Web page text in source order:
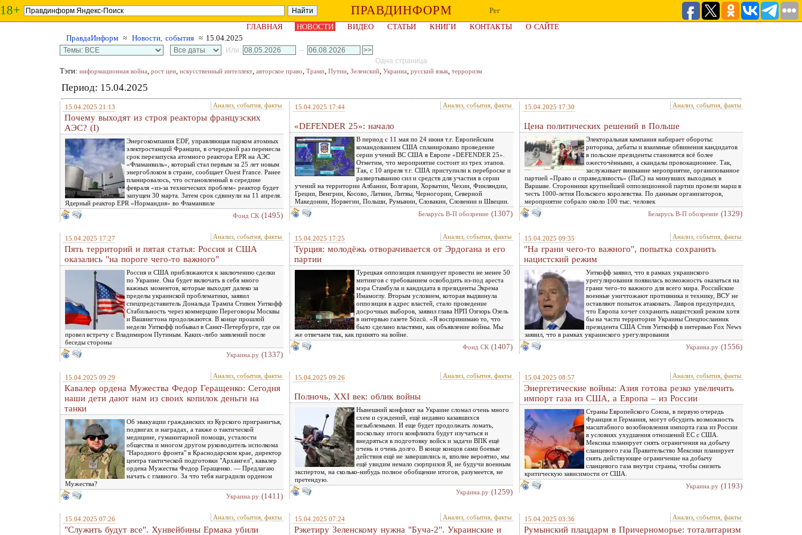
18+ ПРАВДИНФОРМ
Рег
ГЛАВНАЯ
НОВОСТИ ВИДЕО СТАТЬИ КНИГИ КОНТАКТЫ
О САЙТЕ
ПравдаИнформ ≈ Новости, события ≈ 15.04.2025
Или:
–
Одна страница
Тэги: информационная война, рост цен, искусственный интеллект, авторское право, Трамп, Путин, Зеленский, Украина, русский язык, терроризм
Период: 15.04.2025
15.04.2025 21:13 Анализ, события, факты
Почему выходят из строя реакторы французских
АЭС? (I)
Энергокомпания EDF, управляющая парком атомных
электростанций Франции, в очередной раз перенесла
срок перезапуска атомного реактора EPR на АЭС
«Фламанвиль», который стал первым за 25 лет новым
энергоблоком в стране, сообщает Ouest France. Ранее
планировалось, что остановленный в середине
февраля «из-за технических проблем» реактор будет
запущен 30 марта. Затем срок сдвинули на 11 апреля.
Ядерный реактор EPR «Нормандия» во Фламанвиле
Фонд СК (1495)
15.04.2025 17:44 Анализ, события, факты
«DEFENDER 25»: начало
В период с 11 мая по 24 июня т.г. Европейским
командованием США спланировано проведение
серии учений ВС США в Европе «DEFENDER 25».
Отметим, что мероприятие состоит из трех этапов.
Так, с 10 апреля т.г. США приступили к переброске и
развертыванию сил и средств для участия в серии
учений на территории Албании, Болгарии, Хорватии, Чехии, Финляндии,
Греции, Венгрии, Косово, Латвии, Литвы, Черногории, Северной
Македонии, Норвегии, Польши, Румынии, Словакии, Словении и Швеции.
Беларусь В-П обозрение (1307)
15.04.2025 17:30 Анализ, события, факты
Цена политических решений в Польше
Электоральная кампания набирает обороты:
риторика, дебаты и взаимные обвинения кандидатов
в польские президенты становятся всё более
ожесточёнными, а скандалы провокационнее. Так,
заслуживает внимание мероприятие, организованное
партией «Право и справедливость» (ПиС) на минувших выходных в
Варшаве. Сторонники крупнейшей оппозиционной партии провели марш в
честь 1000-летия Польского королевства. По данным организаторов,
мероприятие собрало около 100 тыс. человек
Беларусь В-П обозрение (1329)
15.04.2025 17:27 Анализ, события, факты
Пять территорий и пятая статья: Россия и США
оказались "на пороге чего-то важного"
Россия и США приближаются к заключению сделки
по Украине. Она будет включать в себя много
важных моментов, которые выходят далеко за
пределы украинской проблематики, заявил
спецпредставитель Дональда Трампа Стивен Уиткофф
Стабильность через коммерцию Переговоры Москвы
и Вашингтона продолжаются. В конце прошлой
недели Уиткофф побывал в Санкт-Петербурге, где он
провел встречу с Владимиром Путиным. Каких-либо заявлений после
беседы стороны
Украина.ру (1337)
15.04.2025 17:25 Анализ, события, факты
Турция: молодёжь отворачивается от Эрдогана и его
партии
Турецкая оппозиция планирует провести не менее 50
митингов с требованием освободить из-под ареста
мэра Стамбула и кандидата в президенты Экрема
Имамоглу. Вторым условием, которая выдвинула
оппозиция в адрес властей, стало проведение
досрочных выборов, заявил глава НРП Озгюрь Озель
в интервью газете Sözcü. «Я воспринимаю то, что
было сделано властями, как объявление войны. Мы
же отвечаем так, как принято на войне.
Фонд СК (1407)
15.04.2025 09:35 Анализ, события, факты
"На грани чего-то важного", попытка сохранить
нацистский режим
Уиткофф заявил, что в рамках украинского
урегулирования появилась возможность оказаться на
грани чего-то важного для всего мира. Российские
военные уничтожают противника и технику, ВСУ не
оставляют попыток атаковать. Лавров предупредил,
что Европа хочет сохранить нацистский режим хотя
бы на части территории Украины Спецпосланник
президента США Стив Уиткофф в интервью Fox News
заявил, что в рамках украинского урегулирования
Украина.ру (1556)
15.04.2025 09:29 Анализ, события, факты
Кавалер ордена Мужества Федор Геращенко: Сегодня
наши дети дают нам из своих копилок деньги на
танки
Об эвакуации гражданских из Курского приграничья,
подвигах и наградах, а также о тактической
медицине, гуманитарной помощи, усталости
общества и многом другом руководитель исполкома
"Народного фронта" в Краснодарском крае, директор
центра тактической подготовки "Архангел", кавалер
ордена Мужества Федор Геращенко. — Предлагаю
начать с главного. За что тебя наградили орденом
Мужества?
Украина.ру (1411)
15.04.2025 09:26 Анализ, события, факты
Полночь, XXI век: облик войны
Нынешний конфликт на Украине сломал очень много
схем и суждений, ещё недавно казавшихся
незыблемыми. И еще будет продолжать ломать,
поскольку итоги конфликта будут изучаться и
внедряться в подготовку войск и задачи ВПК ещё
очень и очень долго. В конце концов сами боевые
действия ещё не завершились и, вполне вероятно, мы
ещё увидим немало сюрпризов Я, не будучи военным
экспертом, на сколько-нибудь полное обобщение итогов, разумеется, не
претендую.
Украина.ру (1259)
15.04.2025 08:57 Анализ, события, факты
Энергетические войны: Азия готова резко увеличить
импорт газа из США, а Европа – из России
Страны Европейского Союза, в первую очередь
Франция и Германия, могут обсудить возможность
масштабного возобновления импорта газа из России
в условиях ухудшения отношений ЕС с США.
Мексика планирует снять ограничения на добычу
сланцевого газа Правительство Мексики планирует
снять действующее ограничение на добычу
сланцевого газа внутри страны, чтобы снизить
критическую зависимости от США.
Украина.ру (1193)
15.04.2025 07:26 Анализ, события, факты
"Служить будут все". Хунвейбины Ермака убили
15.04.2025 07:24 Анализ, события, факты
Рэкетиру Зеленскому нужна "Буча-2". Украинские и
15.04.2025 03:36 Анализ, события, факты
Румынский плацдарм в Причерноморье: тоталитаризм